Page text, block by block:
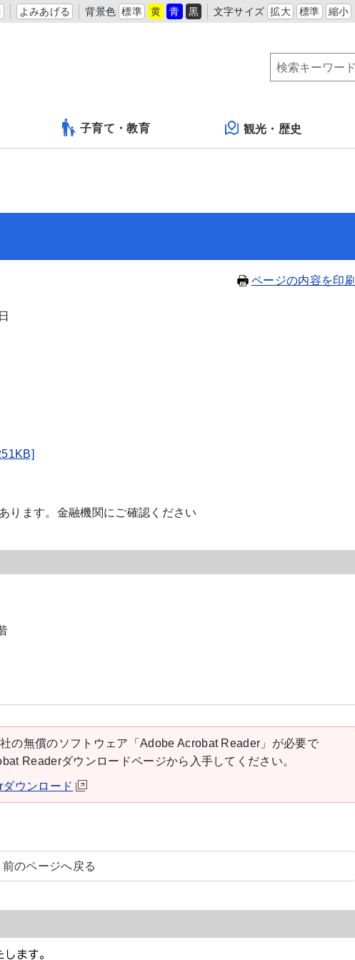
よみあげる 背景色 標準 黄 青 黒 文字サイズ 拡大 標準 縮小
子育て・教育 観光・歴史
ページの内容を印刷
ります。金融機関にご確認ください
の無償のソフトウェア「Adobe Acrobat Reader」が必要で
Readerダウンロードページから入手してください。
ウンロード
前のページへ戻る